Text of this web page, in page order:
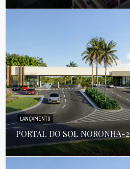
LANÇAMENTO
PORTAL DO SOL NORONHA-2